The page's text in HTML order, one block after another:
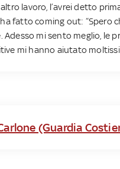
lavoro, l’avrei detto
fatto coming out: “Spero
Adesso mi sento meglio, le
mi hanno aiutato
(Guardia